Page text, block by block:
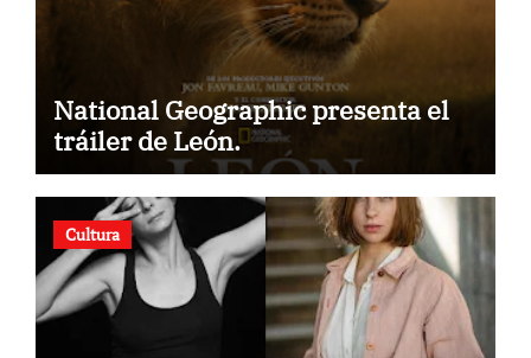
National Geographic presenta el
tráiler de León.
Cultura